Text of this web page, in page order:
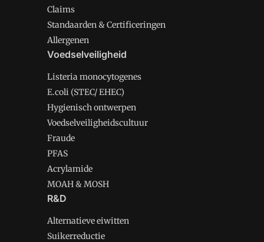
Claims
Standaarden & Certificeringen
Allergenen
Voedselveiligheid
Listeria monocytogenes
E.coli (STEC/ EHEC)
Hygienisch ontwerpen
Voedselveiligheidscultuur
Fraude
PFAS
Acrylamide
MOAH & MOSH
R&D
Alternatieve eiwitten
Suikerreductie